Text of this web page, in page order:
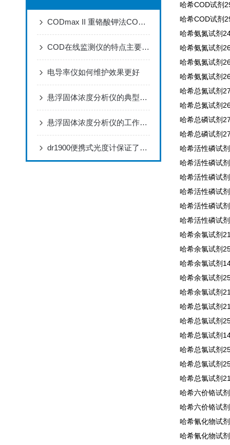
CODmax II 重铬酸钾法COD分析仪器
COD在线监测仪的特点主要表现为三个方面
电导率仪如何维护效果更好
悬浮固体浓度分析仪的典型应用及特征，优势显著，就差你没看了
悬浮固体浓度分析仪的工作原理与应用
dr1900便携式光度计保证了分析结果的可靠性准确
哈希COD试剂
哈希COD试剂
哈希氨氮试剂
哈希氨氮试剂
哈希氨氮试剂
哈希氨氮试剂
哈希总氮试剂
哈希总氮试剂
哈希总磷试剂
哈希总磷试剂
哈希活性磷试
哈希活性磷试
哈希活性磷试
哈希活性磷试
哈希活性磷试
哈希活性磷试
哈希余氯试剂
哈希余氯试剂
哈希余氯试剂
哈希余氯试剂
哈希余氯试剂
哈希总氯试剂
哈希总氯试剂
哈希总氯试剂
哈希总氯试剂
哈希总氯试剂
哈希总氯试剂
哈希六价铬试
哈希六价铬试
哈希氰化物试
哈希氰化物试